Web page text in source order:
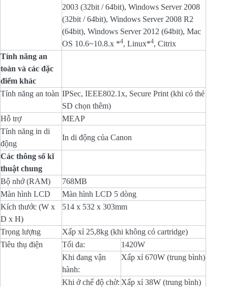
2003 (32bit / 64bit), Windows Server 2008
(32bit / 64bit), Windows Server 2008 R2
(64bit), Windows Server 2012 (64bit), Mac
OS 10.6~10.8.x *4, Linux*4, Citrix
Tính năng an
toàn và các đặc
điểm khác
Tính năng an toàn IPSec, IEEE802.1x, Secure Print (khi có thẻ
SD chọn thêm)
Hỗ trợ
MEAP
Tính năng in di
động
In di động của Canon
Các thông số kĩ
thuật chung
Bộ nhớ (RAM)
768MB
Màn hình LCD
Màn hình LCD 5 dòng
Kích thước (W x
D x H)
514 x 532 x 303mm
Trọng lượng
Xấp xỉ 25,8kg (khi không có cartridge)
Tiêu thụ điện
Tối đa:
1420W
Khi đang vận
hành:
Xấp xỉ 670W (trung bình)
Khi ở chế độ chờ: Xấp xỉ 38W (trung bình)